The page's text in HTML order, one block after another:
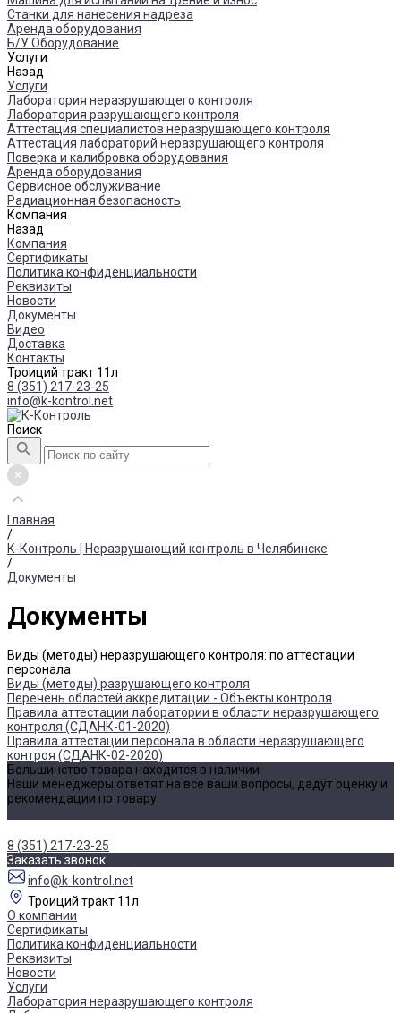
Cтанки для нанесения надреза
Аренда оборудования
Б/У Оборудование
Услуги
Назад
Услуги
Лаборатория неразрушающего контроля
Лаборатория разрушающего контроля
Аттестация специалистов неразрушающего контроля
Аттестация лабораторий неразрушающего контроля
Поверка и калибровка оборудования
Аренда оборудования
Сервисное обслуживание
Радиационная безопасность
Компания
Назад
Компания
Сертификаты
Политика конфиденциальности
Реквизиты
Новости
Документы
Видео
Доставка
Контакты
Троиций тракт 11л
8 (351) 217-23-25
info@k-kontrol.net
Поиск
Главная
/
К-Контроль | Неразрушающий контроль в Челябинске
/
Документы
Документы
Виды (методы) неразрушающего контроля: по аттестации
персонала
Виды (методы) разрушающего контроля
Перечень областей аккредитации - Объекты контроля
Правила аттестации лаборатории в области неразрушающего
контроля (СДАНК-01-2020)
Правила аттестации персонала в области неразрушающего
контроя (СДАНК-02-2020)
Большинство товара находится в наличии
Наши менеджеры ответят на все ваши вопросы, дадут оценку и
рекомендации по товару
8 (351) 217-23-25
Заказать звонок
info@k-kontrol.net
Троиций тракт 11л
О компании
Сертификаты
Политика конфиденциальности
Реквизиты
Новости
Услуги
Лаборатория неразрушающего контроля